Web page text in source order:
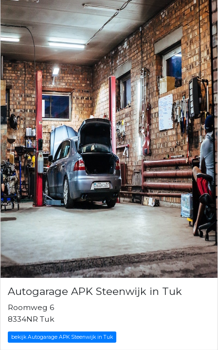
Autogarage APK Steenwijk in Tuk
Roomweg 6
8334NR Tuk
bekijk Autogarage APK Steenwijk in Tuk